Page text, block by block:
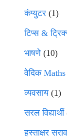
कंप्युटर (1)
टिप्स &
भाषणे(10)
वेदिक Maths
व्यवसाय(1)
सरल विद्यार्थी
हस्ताक्षर सराव